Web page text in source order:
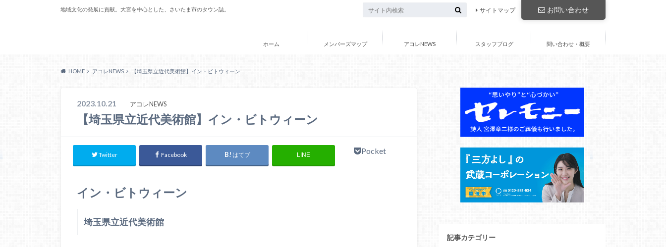
地域文化の発展に貢献。大宮を中心とした、さいたま市のタウン誌。 お問い合わせ
サイトマップ
ホーム メンバーズマップ アコレNEWS スタッフブログ 問い合わせ・概要
HOME アコレNEWS 【埼玉県立近代美術館】イン・ビトウィーン
2023.10.21 アコレNEWS
【埼玉県立近代美術館】イン・ビトウィーン
Twitter Facebook はてブ LINE Pocket
イン・ビトウィーン
埼玉県立近代美術館
記事カテゴリー